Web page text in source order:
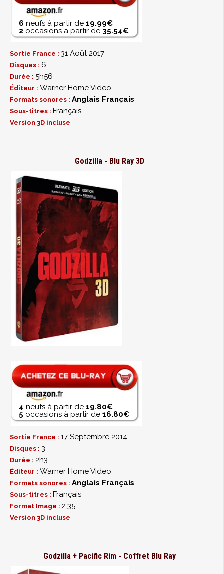
6 neufs à partir de 19.99€
2 occasions à partir de 35.54€
Sortie France : 31 Août 2017
Disques : 6
Durée : 5h56
Éditeur : Warner Home Video
Formats sonores : Anglais Français
Sous-titres : Français
Version 3D incluse
Godzilla - Blu Ray 3D
4 neufs à partir de 19.80€
5 occasions à partir de 16.80€
Sortie France : 17 Septembre 2014
Disques : 3
Durée : 2h3
Éditeur : Warner Home Video
Formats sonores : Anglais Français
Sous-titres : Français
Format Image : 2.35
Version 3D incluse
Godzilla + Pacific Rim - Coffret Blu Ray